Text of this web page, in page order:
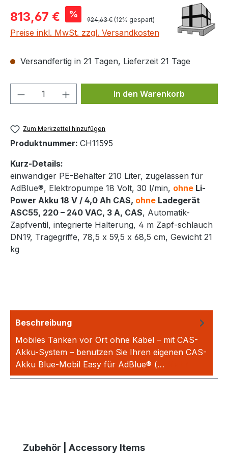
Verkaufspreis:
813,67 € % Regulärer Preis:
924,63 € (12% gespart)
Preise inkl. MwSt. zzgl. Versandkosten
Versandfertig in 21 Tagen, Lieferzeit 21 Tage
Produkt Anzahl: Gib denIn den Warenkorb
Zum Merkzettel hinzufügen
Produktnummer: CH11595
Kurz-Details:
einwandiger PE-Behälter 210 Liter, zugelassen für
AdBlue®, Elektropumpe 18 Volt, 30 l/min, ohne Li-
Power Akku 18 V / 4,0 Ah CAS, ohne Ladegerät
ASC55, 220 – 240 VAC, 3 A, CAS, Automatik-
Zapfventil, integrierte Halterung, 4 m Zapf-schlauch
DN19, Tragegriffe, 78,5 x 59,5 x 68,5 cm, Gewicht 21
kg
Beschreibung
Mobiles Tanken vor Ort ohne Kabel – mit CAS-
Akku-System – benutzen Sie Ihren eigenen CAS-
Akku Blue-Mobil Easy für AdBlue® (…
Produktgalerie überspringen
Zubehör | Accessory Items